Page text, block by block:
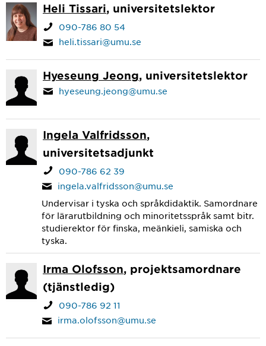
Heli Tissari, universitetslektor
090-786 80 54
heli.tissari@umu.se
Hyeseung Jeong, universitetslektor
hyeseung.jeong@umu.se
Ingela Valfridsson,
universitetsadjunkt
090-786 62 39
ingela.valfridsson@umu.se
Undervisar i tyska och språkdidaktik. Samordnare
för lärarutbildning och minoritetsspråk samt bitr.
studierektor för finska, meänkieli, samiska och
tyska.
Irma Olofsson, projektsamordnare
(tjänstledig)
090-786 92 11
irma.olofsson@umu.se